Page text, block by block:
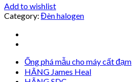
Add to wishlist
Category: Đèn halogen
Ống phá mẫu cho máy cất đạm
HÃNG James Heal